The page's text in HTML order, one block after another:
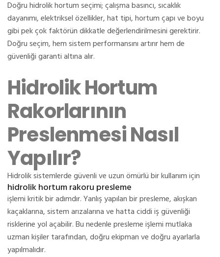
Doğru hidrolik hortum seçimi; çalışma basıncı, sıcaklık
dayanımı, elektriksel özellikler, hat tipi, hortum çapı ve boyu
gibi pek çok faktörün dikkatle değerlendirilmesini gerektirir.
Doğru seçim, hem sistem performansını artırır hem de
güvenliği garanti altına alır.
Hidrolik Hortum
Rakorlarının
Preslenmesi Nasıl
Yapılır?
Hidrolik sistemlerde güvenli ve uzun ömürlü bir kullanım için
hidrolik hortum rakoru presleme
işlemi kritik bir adımdır. Yanlış yapılan bir presleme, akışkan
kaçaklarına, sistem arızalarına ve hatta ciddi iş güvenliği
risklerine yol açabilir. Bu nedenle presleme işlemi mutlaka
uzman kişiler tarafından, doğru ekipman ve doğru ayarlarla
yapılmalıdır.